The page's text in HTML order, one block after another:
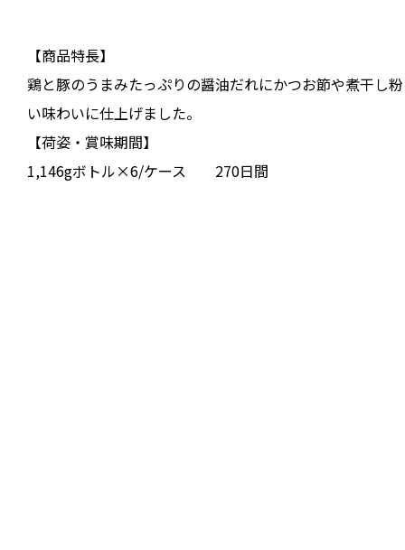
【商品特長】
鶏と豚のうまみたっぷりの醤油だれにかつお節や煮干し
い味わいに仕上げました。
【荷姿・賞味期間】
1,146gボトル×6/ケース 270日間